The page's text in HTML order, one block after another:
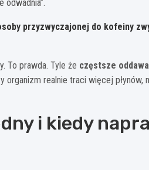
odwadnia”.
przyzwyczajonej do kofeiny
To prawda. Tyle że częstsze
organizm realnie traci więcej płynów,
i kiedy